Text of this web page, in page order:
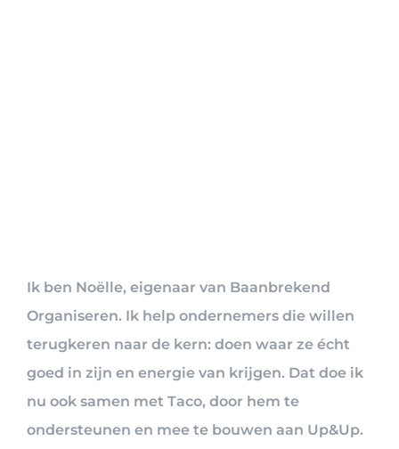
Ik ben Noëlle, eigenaar van Baanbrekend
Organiseren. Ik help ondernemers die willen
terugkeren naar de kern: doen waar ze écht
goed in zijn en energie van krijgen. Dat doe ik
nu ook samen met Taco, door hem te
ondersteunen en mee te bouwen aan Up&Up.